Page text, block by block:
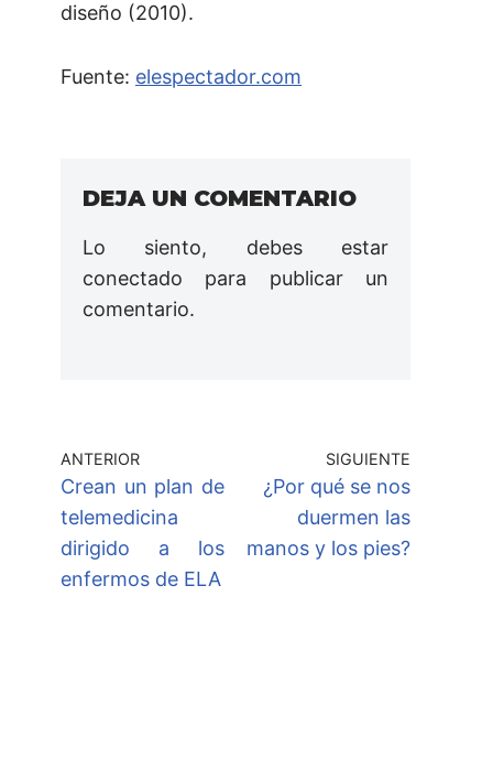
diseño (2010).
Fuente: elespectador.com
DEJA UN COMENTARIO
Lo siento, debes estar
conectado para publicar un
comentario.
ANTERIOR
Crean un plan de
telemedicina
dirigido a los
enfermos de ELA
SIGUIENTE
¿Por qué se nos
duermen las
manos y los pies?